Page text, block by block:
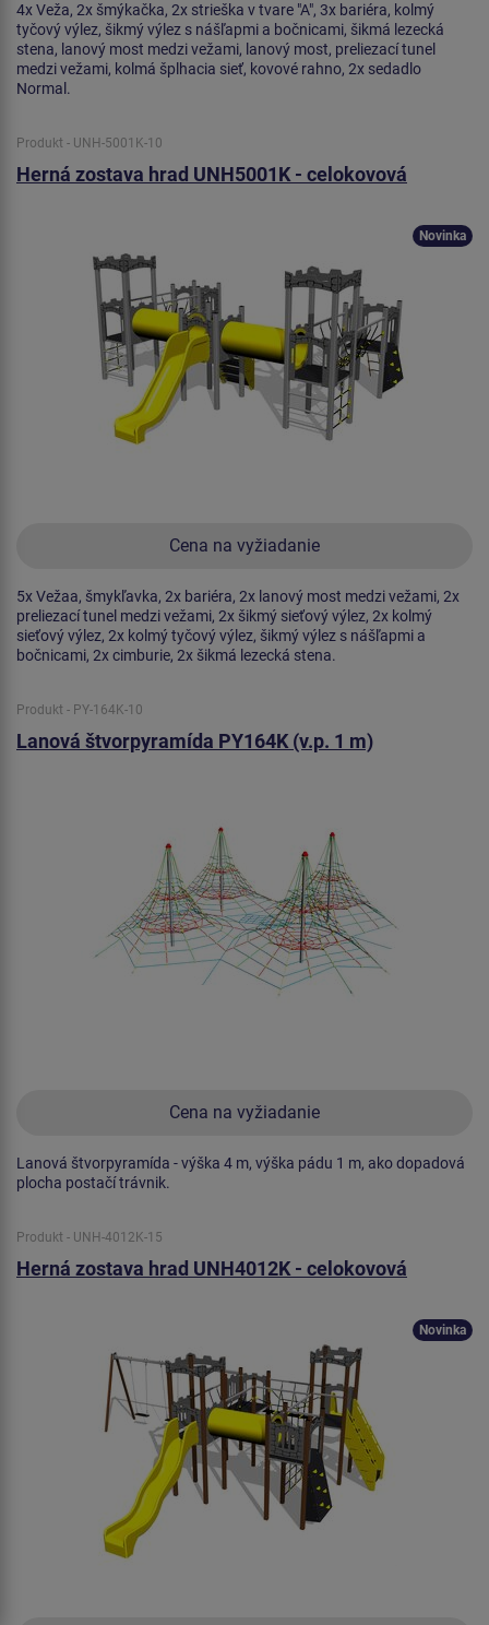
4x Veža, 2x šmýkačka, 2x strieška v tvare "A", 3x bariéra, kolmý
tyčový výlez, šikmý výlez s nášľapmi a bočnicami, šikmá lezecká
stena, lanový most medzi vežami, lanový most, preliezací tunel
medzi vežami, kolmá šplhacia sieť, kovové rahno, 2x sedadlo
Normal.
Produkt - UNH-5001K-10
Herná zostava hrad UNH5001K - celokovová
Cena na vyžiadanie
Novinka
5x Vežaa, šmykľavka, 2x bariéra, 2x lanový most medzi vežami, 2x
preliezací tunel medzi vežami, 2x šikmý sieťový výlez, 2x kolmý
sieťový výlez, 2x kolmý tyčový výlez, šikmý výlez s nášľapmi a
bočnicami, 2x cimburie, 2x šikmá lezecká stena.
Produkt - PY-164K-10
Lanová štvorpyramída PY164K (v.p. 1 m)
Cena na vyžiadanie
Lanová štvorpyramída - výška 4 m, výška pádu 1 m, ako dopadová
plocha postačí trávnik.
Produkt - UNH-4012K-15
Herná zostava hrad UNH4012K - celokovová
Novinka